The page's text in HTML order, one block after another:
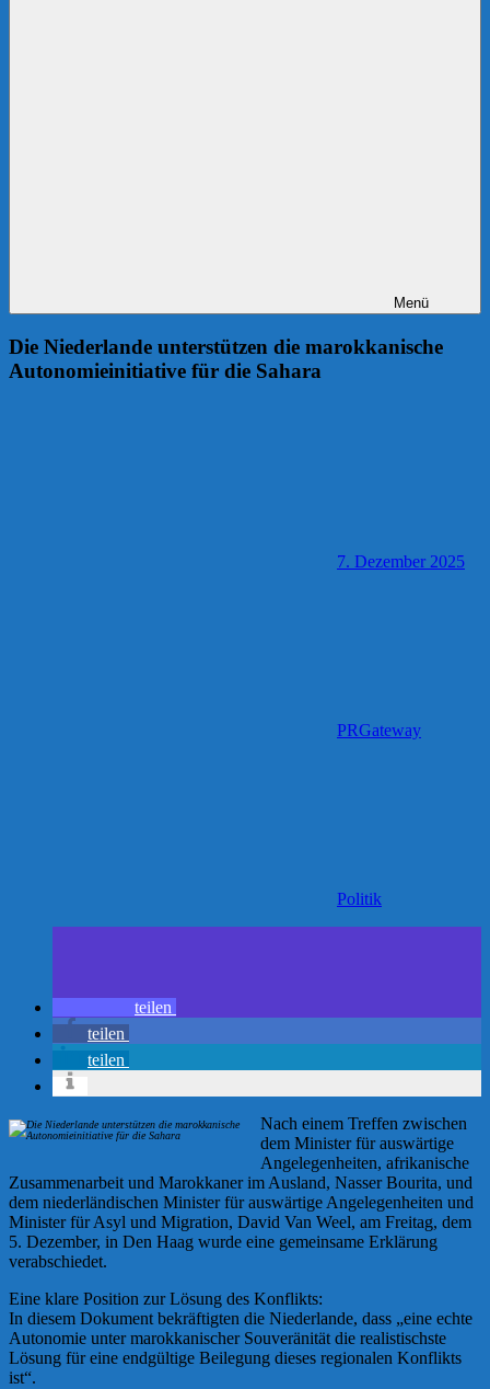
Menü
Die Niederlande unterstützen die marokkanische
Autonomieinitiative für die Sahara
7. Dezember 2025
PRGateway
Politik
teilen
teilen
teilen
Nach einem Treffen zwischen
dem Minister für auswärtige
Angelegenheiten, afrikanische
Zusammenarbeit und Marokkaner im Ausland, Nasser Bourita, und
dem niederländischen Minister für auswärtige Angelegenheiten und
Minister für Asyl und Migration, David Van Weel, am Freitag, dem
5. Dezember, in Den Haag wurde eine gemeinsame Erklärung
verabschiedet.
Eine klare Position zur Lösung des Konflikts:
In diesem Dokument bekräftigten die Niederlande, dass „eine echte
Autonomie unter marokkanischer Souveränität die realistischste
Lösung für eine endgültige Beilegung dieses regionalen Konflikts
ist“.